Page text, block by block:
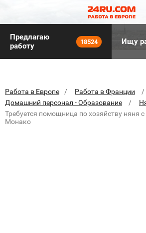
Предлагаю
работу
18524 Ищу
Работа в Европе
Работа в Франции
Домашний персонал - Образование
Требуется помощница по хозяйству няня
Монако